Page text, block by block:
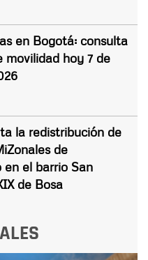
en Bogotá: consulta
movilidad hoy 7 de
la redistribución de
de
en el barrio San
de Bosa